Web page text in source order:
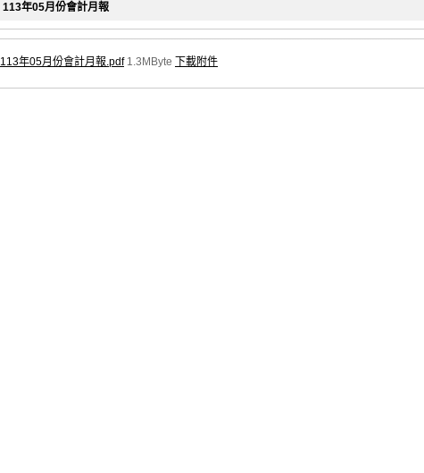
113年05月份會計月報
113年05月份會計月報.pdf 1.3MByte 下載附件